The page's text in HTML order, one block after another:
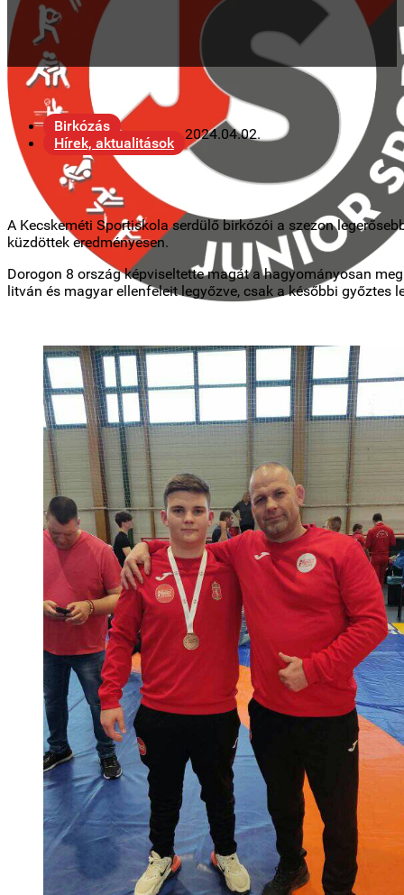
Birkózás
Hírek, aktualitások
2024.04.02.
A Kecskeméti Sportiskola serdülő birkózói a szezon
küzdöttek eredményesen.
Dorogon 8 ország képviseltette magát a hagyományosan
litván és magyar ellenfeleit legyőzve, csak a későbbi győztes